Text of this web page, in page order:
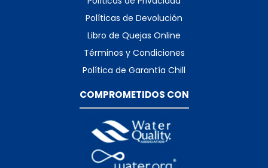
Políticas de Devolución
Libro de Quejas Online
Términos y Condiciones
Política de Garantía Chill
COMPROMETIDOS CON